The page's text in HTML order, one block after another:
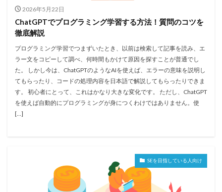
2026年5月22日
ChatGPTでプログラミング学習する方法！質問のコツを
徹底解説
プログラミング学習でつまずいたとき、以前は検索して記事を読み、エ
ラー文をコピーして調べ、何時間もかけて原因を探すことが普通でし
た。 しかし今は、ChatGPTのようなAIを使えば、エラーの意味を説明し
てもらったり、コードの処理内容を日本語で解説してもらったりできま
す。 初心者にとって、これはかなり大きな変化です。 ただし、ChatGPT
を使えば自動的にプログラミングが身につくわけではありません。使
[…]
SEを目指している人向け